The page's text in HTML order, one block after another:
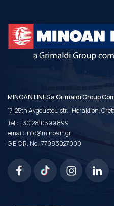
MINOAN LINES a Grimaldi Group
17, 25th Avgoustou str. | Heraklion,
Tel.:+30 2810399899
email:info@minoan.gr
G.E.C.R. No.: 77083027000